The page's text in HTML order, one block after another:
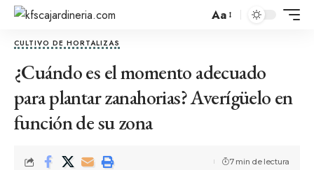
Aa
CULTIVO DE HORTALIZAS
¿Cuándo es el momento adecuado
para plantar zanahorias? Averígüelo en
función de su zona
7 min de lectura